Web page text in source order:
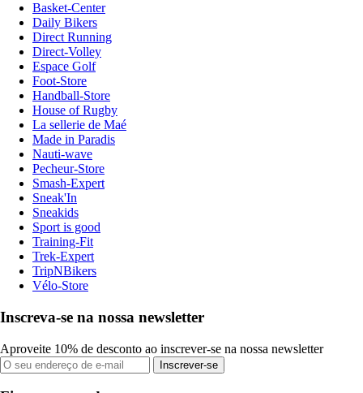
Basket-Center
Daily Bikers
Direct Running
Direct-Volley
Espace Golf
Foot-Store
Handball-Store
House of Rugby
La sellerie de Maé
Made in Paradis
Nauti-wave
Pecheur-Store
Smash-Expert
Sneak'In
Sneakids
Sport is good
Training-Fit
Trek-Expert
TripNBikers
Vélo-Store
Inscreva-se na nossa newsletter
Aproveite 10% de desconto ao inscrever-se na nossa newsletter
Inscrever-se